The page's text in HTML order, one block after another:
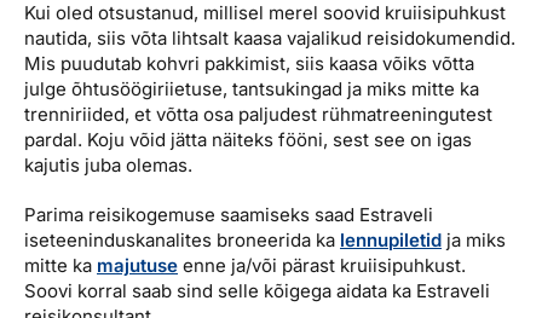
Kui oled otsustanud, millisel merel soovid kruiisipuhkust
nautida, siis võta lihtsalt kaasa vajalikud reisidokumendid.
Mis puudutab kohvri pakkimist, siis kaasa võiks võtta
julge õhtusöögiriietuse, tantsukingad ja miks mitte ka
trenniriided, et võtta osa paljudest rühmatreeningutest
pardal. Koju võid jätta näiteks fööni, sest see on igas
kajutis juba olemas.
Parima reisikogemuse saamiseks saad Estraveli
iseteeninduskanalites broneerida ka lennupiletid ja miks
mitte ka majutuse enne ja/või pärast kruiisipuhkust.
Soovi korral saab sind selle kõigega aidata ka Estraveli